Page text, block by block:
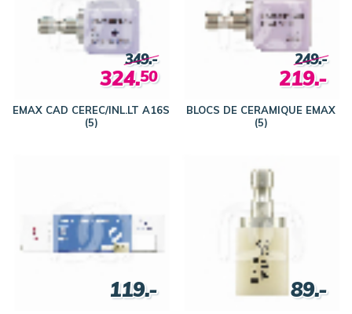
EMAX CAD CEREC/INL.LT A16S
(5)
349.-
324.50
BLOCS DE CERAMIQUE EMAX
(5)
249.-
219.-
119.- 89.-